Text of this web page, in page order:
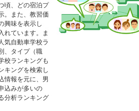
ンペーン！』
・14日、11月11日・18日
12日、11月9日・16日
頃、どの宿泊プ
。また、教習価
興味を表示し
れています。ま
気自動車学校ラ
、タイプ（職
校ランキングも
キングを検索し
情報を元に、男
込みが多いの
分析ランキング